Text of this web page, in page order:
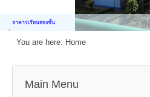
อาคารเรียนสองชั้น
You are here: Home
Main Menu